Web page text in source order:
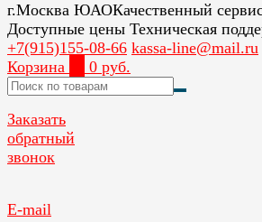
г.Москва ЮАОКачественный
Доступные цены Техническая
+7(915)155-08-66 kassa-line@mail.ru
Корзина
0 руб.
Заказать
обратный
звонок
E-mail